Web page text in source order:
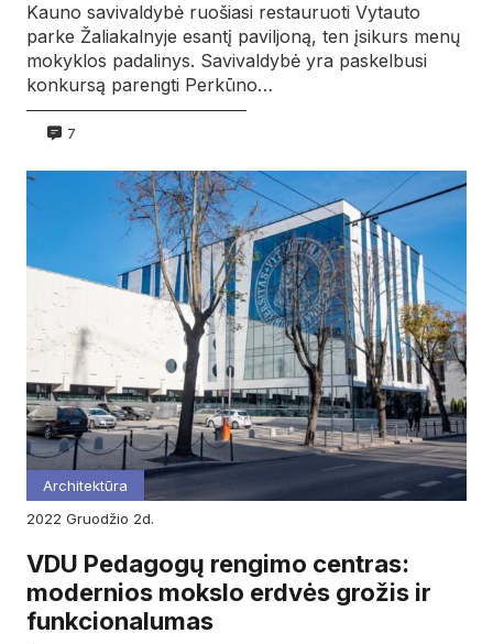
Kauno savivaldybė ruošiasi restauruoti Vytauto
parke Žaliakalnyje esantį paviljoną, ten įsikurs menų
mokyklos padalinys. Savivaldybė yra paskelbusi
konkursą parengti Perkūno…
7
Architektūra
2022
gruodžio 2d.
VDU Pedagogų rengimo centras:
modernios mokslo erdvės grožis ir
funkcionalumas